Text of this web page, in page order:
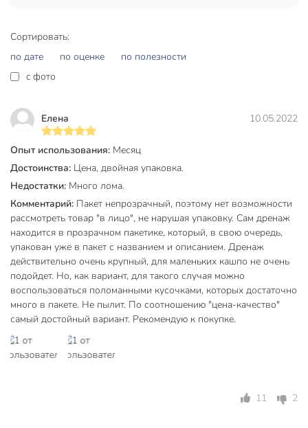
Сортировать:
по дате
по оценке
по полезности
c фото
Елена 10.05.2022
Опыт использования: Месяц
Достоинства: Цена, двойная упаковка.
Недостатки: Много лома.
Комментарий: Пакет непрозрачный, поэтому нет возможности
рассмотреть товар "в лицо", не нарушая упаковку. Сам дренаж
находится в прозрачном пакетике, который, в свою очередь,
упакован уже в пакет с названием и описанием. Дренаж
действительно очень крупный, для маленьких кашпо не очень
подойдет. Но, как вариант, для такого случая можно
воспользоваться поломанными кусочками, которых достаточно
много в пакете. Не пылит. По соотношению "цена-качество"
самый достойный вариант. Рекомендую к покупке.
11 2